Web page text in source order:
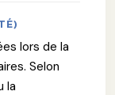
lors de la
Selon
la